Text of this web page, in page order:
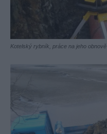
Kotelský rybník, práce na jeho obnově